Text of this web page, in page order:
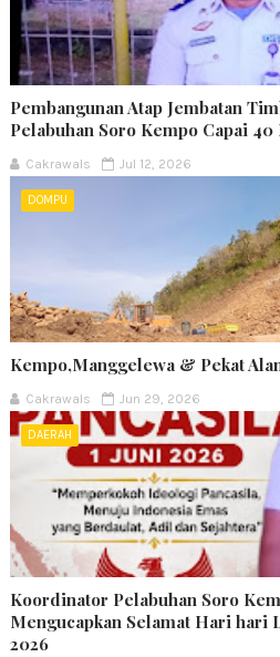
Pembangunan Atap Jembatan
Pelabuhan Soro Kempo Capai 40
Cakrawals Jul 12, 2026
DOMPU
Kempo,Manggelewa & Pekat
Cakrawals Jun 29, 2026
DAERAH
Koordinator Pelabuhan Soro
Mengucapkan Selamat Hari hari
2026